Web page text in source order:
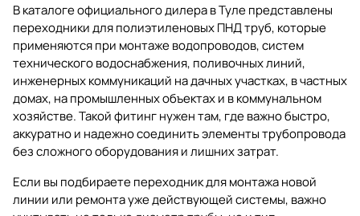
В каталоге официального дилера в Туле представлены
переходники для полиэтиленовых ПНД труб, которые
применяются при монтаже водопроводов, систем
технического водоснабжения, поливочных линий,
инженерных коммуникаций на дачных участках, в частных
домах, на промышленных объектах и в коммунальном
хозяйстве. Такой фитинг нужен там, где важно быстро,
аккуратно и надежно соединить элементы трубопровода
без сложного оборудования и лишних затрат.
Если вы подбираете переходник для монтажа новой
линии или ремонта уже действующей системы, важно